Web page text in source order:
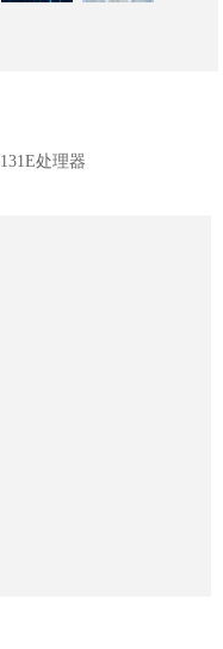
处理器